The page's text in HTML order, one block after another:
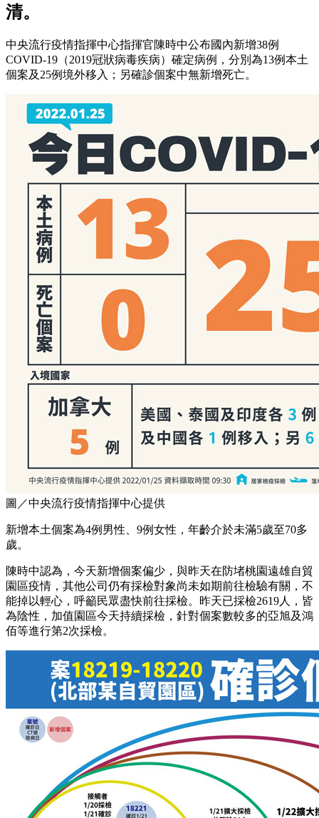
清。
中央流行疫情指揮中心指揮官陳時中公布國內新增38例
COVID-19（2019冠狀病毒疾病）確定病例，分別為13例本土
個案及25例境外移入；另確診個案中無新增死亡。
圖／中央流行疫情指揮中心提供
新增本土個案為4例男性、9例女性，年齡介於未滿5歲至70多
歲。
陳時中認為，今天新增個案偏少，與昨天在防堵桃園遠雄自貿
園區疫情，其他公司仍有採檢對象尚未如期前往檢驗有關，不
能掉以輕心，呼籲民眾盡快前往採檢。昨天已採檢2619人，皆
為陰性，加值園區今天持續採檢，針對個案數較多的亞旭及鴻
佰等進行第2次採檢。